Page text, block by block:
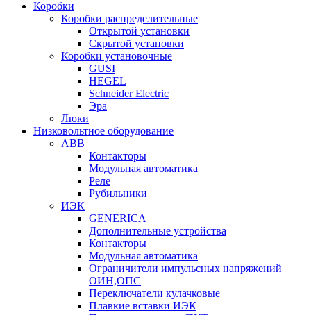
Коробки
Коробки распределительные
Открытой установки
Скрытой установки
Коробки установочные
GUSI
HEGEL
Schneider Electric
Эра
Люки
Низковольтное оборудование
ABB
Контакторы
Модульная автоматика
Реле
Рубильники
ИЭК
GENERICA
Дополнительные устройства
Контакторы
Модульная автоматика
Ограничители импульсных напряжений
ОИН,ОПС
Переключатели кулачковые
Плавкие вставки ИЭК